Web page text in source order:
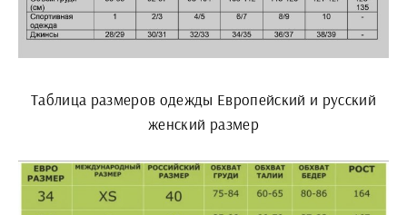
Таблица размеров одежды Европейский и русский
женский размер